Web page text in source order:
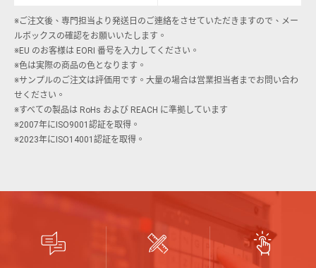
※ご注文後、専門担当より発送日のご連絡をさせていただきますので、メー
ルボックスの確認をお願いいたします。
※EU のお客様は EORI 番号を入力してください。
※色は実際の商品の色となります。
※サンプルのご注文は評価用です。大量の場合は営業担当者までお問い合わ
せください。
※すべての製品は RoHs および REACH に準拠しています
※2007年にISO9001認証を取得。
※2023年にISO14001認証を取得。